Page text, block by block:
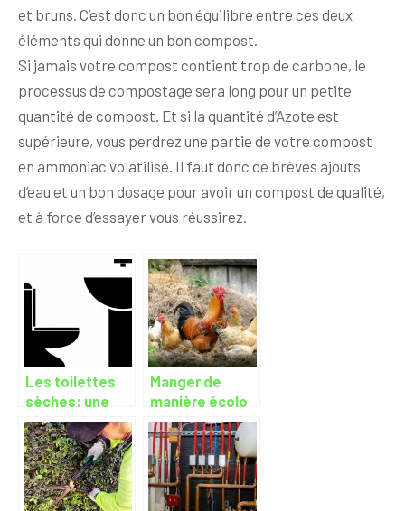
et bruns. C’est donc un bon équilibre entre ces deux
éléments qui donne un bon compost.
Si jamais votre compost contient trop de carbone, le
processus de compostage sera long pour un petite
quantité de compost. Et si la quantité d’Azote est
supérieure, vous perdrez une partie de votre compost
en ammoniac volatilisé. Il faut donc de brèves ajouts
d’eau et un bon dosage pour avoir un compost de qualité,
et à force d’essayer vous réussirez.
Les toilettes
sèches: une
solution écolo
pour limiter le
gaspillage
d’eau
Manger de
manière écolo